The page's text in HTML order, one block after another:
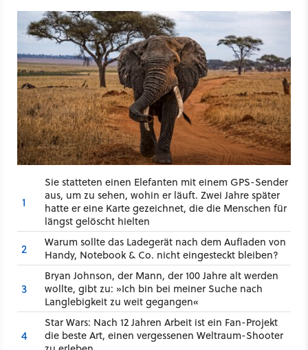
1
Sie statteten einen Elefanten mit einem GPS-Sender
aus, um zu sehen, wohin er läuft. Zwei Jahre später
hatte er eine Karte gezeichnet, die die Menschen für
längst gelöscht hielten
2
Warum sollte das Ladegerät nach dem Aufladen von
Handy, Notebook & Co. nicht eingesteckt bleiben?
3
Bryan Johnson, der Mann, der 100 Jahre alt werden
wollte, gibt zu: »Ich bin bei meiner Suche nach
Langlebigkeit zu weit gegangen«
4
Star Wars: Nach 12 Jahren Arbeit ist ein Fan-Projekt
die beste Art, einen vergessenen Weltraum-Shooter